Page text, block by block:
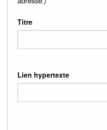
Titre
Lien hypertexte